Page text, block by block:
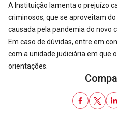
A Instituição lamenta o prejuízo
criminosos, que se aproveitam
causada pela pandemia do novo
Em caso de dúvidas, entre em
com a unidade judiciária em que
orientações.